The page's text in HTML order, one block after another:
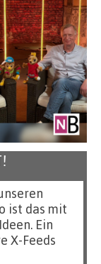
ist das mit
Ein
X-Feeds